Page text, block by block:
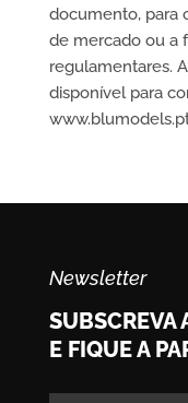
documento, para
de mercado ou a
regulamentares.
disponível para
Newsletter
SUBSCREVA
E FIQUE A